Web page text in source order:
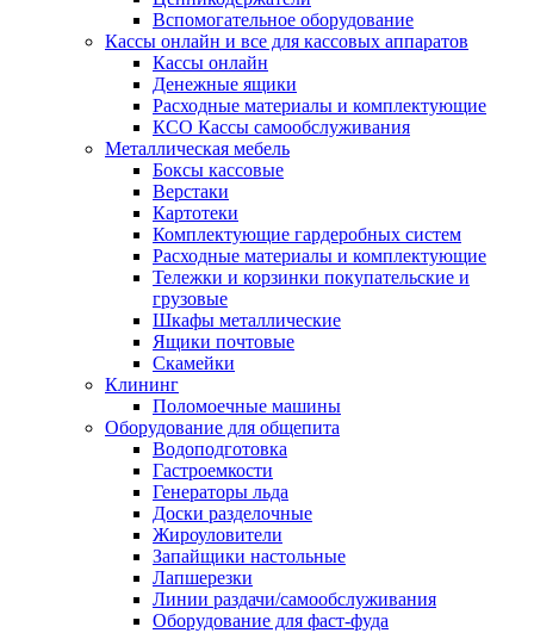
Вспомогательное оборудование
Кассы онлайн и все для кассовых аппаратов
Кассы онлайн
Денежные ящики
Расходные материалы и комплектующие
КСО Кассы самообслуживания
Металлическая мебель
Боксы кассовые
Верстаки
Картотеки
Комплектующие гардеробных систем
Расходные материалы и комплектующие
Тележки и корзинки покупательские и
грузовые
Шкафы металлические
Ящики почтовые
Скамейки
Клининг
Поломоечные машины
Оборудование для общепита
Водоподготовка
Гастроемкости
Генераторы льда
Доски разделочные
Жироуловители
Запайщики настольные
Лапшерезки
Линии раздачи/самообслуживания
Оборудование для фаст-фуда